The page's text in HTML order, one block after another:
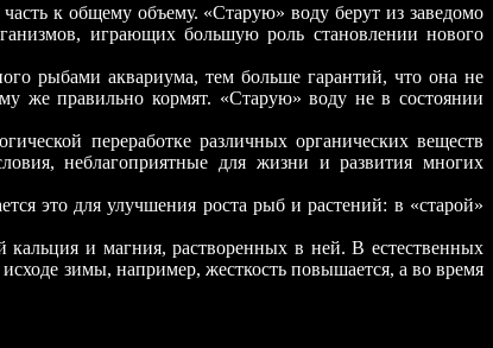
к общему объему. «Старую» воду берут из заведомо
играющих большую роль становлении нового
рыбами аквариума, тем больше гарантий, что она не
же правильно кормят. «Старую» воду не в состоянии
переработке различных органических веществ
неблагоприятные для жизни и развития многих
это для улучшения роста рыб и растений: в «старой»
кальция и магния, растворенных в ней. В естественных
зимы, например, жесткость повышается, а во время